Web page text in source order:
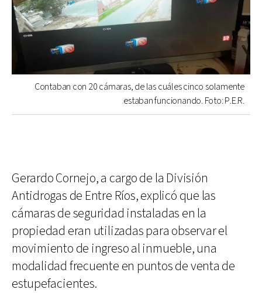
Contaban con 20 cámaras, de las cuáles cinco solamente
estaban funcionando. Foto: P.E.R.
Gerardo Cornejo, a cargo de la División
Antidrogas de Entre Ríos, explicó que las
cámaras de seguridad instaladas en la
propiedad eran utilizadas para observar el
movimiento de ingreso al inmueble, una
modalidad frecuente en puntos de venta de
estupefacientes.